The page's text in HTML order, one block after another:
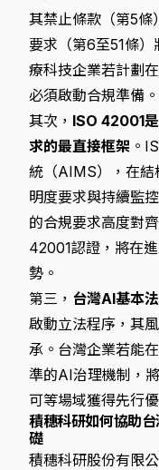
其禁止條款（第5條
要求（第6至51條
療科技企業若計劃
必須啟動合規準備。
其次， ISO 42001
求的最直接框架 。
統（AIMS），在結
明度要求與持續監
的合規要求高度對
42001認證，將在
勢。
第三， 台灣AI基本
啟動立法程序，其
承。台灣企業若能
準的AI治理機制，
可等場域獲得先行優
積穗科研如何協助
礎
積穗科研股份有限